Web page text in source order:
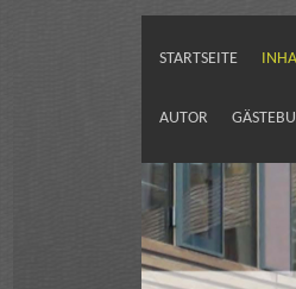
STARTSEITE
AUTOR